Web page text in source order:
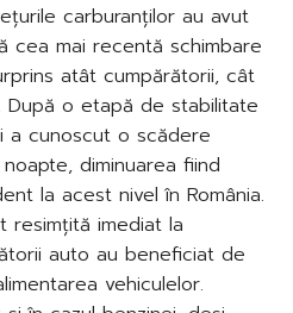
carburanților au avut
cea mai recentă schimbare
atât cumpărătorii, cât
După o etapă de stabilitate
a cunoscut o scădere
diminuarea fiind
la acest nivel în România.
resimțită imediat la
auto au beneficiat de
vehiculelor.